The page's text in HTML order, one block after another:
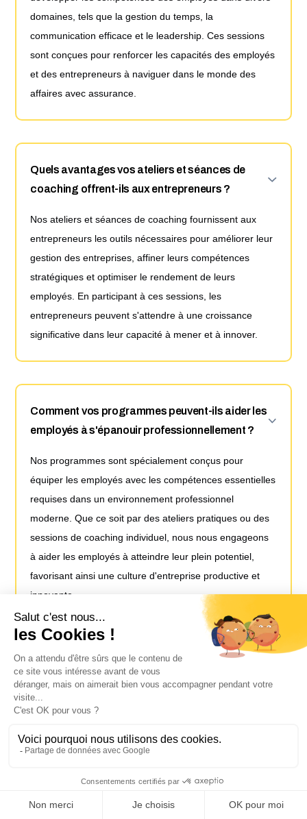
domaines, tels que la gestion du temps, la
communication efficace et le leadership. Ces sessions
sont conçues pour renforcer les capacités des employés
et des entrepreneurs à naviguer dans le monde des
affaires avec assurance.
Quels avantages vos ateliers et séances de
coaching offrent-ils aux entrepreneurs ?
Nos ateliers et séances de coaching fournissent aux
entrepreneurs les outils nécessaires pour améliorer leur
gestion des entreprises, affiner leurs compétences
stratégiques et optimiser le rendement de leurs
employés. En participant à ces sessions, les
entrepreneurs peuvent s'attendre à une croissance
significative dans leur capacité à mener et à innover.
Comment vos programmes peuvent-ils aider les
employés à s'épanouir professionnellement ?
Nos programmes sont spécialement conçus pour
équiper les employés avec les compétences essentielles
requises dans un environnement professionnel
moderne. Que ce soit par des ateliers pratiques ou des
sessions de coaching individuel, nous nous engageons
à aider les employés à atteindre leur plein potentiel,
favorisant ainsi une culture d'entreprise productive et
innovante.
NOTRE